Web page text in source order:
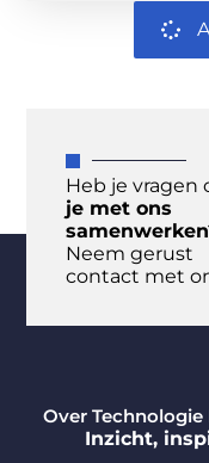
Heb je vragen
je met ons
Neem gerust
contact met
Over
Inzicht,